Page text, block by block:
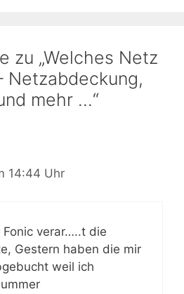
zu „Welches Netz
Netzabdeckung,
mehr …“
14:44 Uhr
verar…..t die
Gestern haben die mir
weil ich